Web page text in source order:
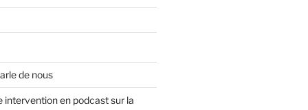
de nous
intervention en podcast sur la